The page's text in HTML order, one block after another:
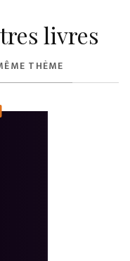
livres
THÈME